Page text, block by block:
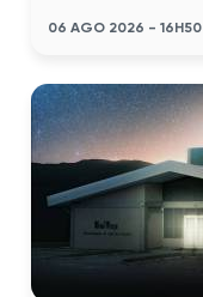
06 AGO 2026 - 16H50